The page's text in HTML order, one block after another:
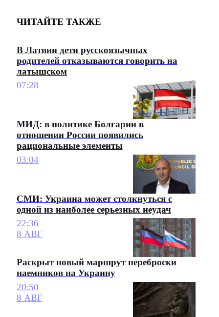
ЧИТАЙТЕ ТАКЖЕ
В Латвии дети русскоязычных
родителей отказываются говорить на
латышском
07:28
МИД: в политике Болгарии в
отношении России появились
рациональные элементы
03:04
СМИ: Украина может столкнуться с
одной из наиболее серьезных неудач
22:36
8 АВГ
Раскрыт новый маршрут переброски
наемников на Украину
20:50
8 АВГ